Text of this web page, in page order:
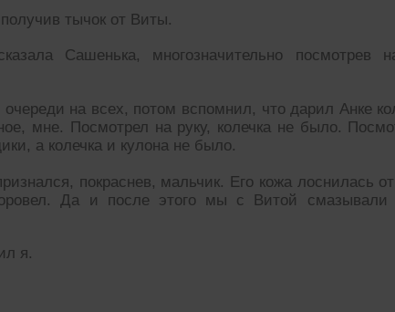
тычок от Виты.
Сашенька, многозначительно посмотрев
на всех, потом вспомнил, что дарил Анке
мне. Посмотрел на руку, колечка не было.
а колечка и кулона не было.
покраснев, мальчик. Его кожа лоснилась
Да и после этого мы с Витой смазывали
я.